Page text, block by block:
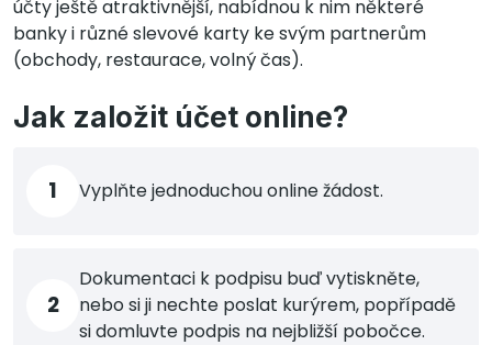
účty ještě atraktivnější, nabídnou k nim některé
banky i různé slevové karty ke svým partnerům
(obchody, restaurace, volný čas).
Jak založit účet online?
1 Vyplňte jednoduchou online žádost.
2
Dokumentaci k podpisu buď vytiskněte,
nebo si ji nechte poslat kurýrem, popřípadě
si domluvte podpis na nejbližší pobočce.